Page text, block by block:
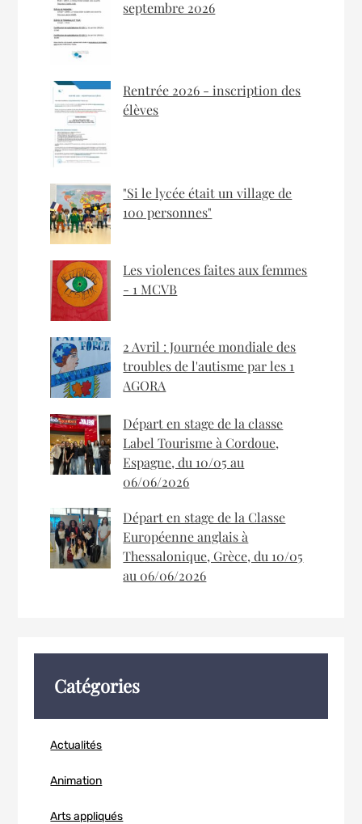
septembre 2026
Rentrée 2026 - inscription des
élèves
"Si le lycée était un village de
100 personnes"
Les violences faites aux femmes
- 1 MCVB
2 Avril : Journée mondiale des
troubles de l'autisme par les 1
AGORA
Départ en stage de la classe
Label Tourisme à Cordoue,
Espagne, du 10/05 au
06/06/2026
Départ en stage de la Classe
Européenne anglais à
Thessalonique, Grèce, du 10/05
au 06/06/2026
Catégories
Actualités
Animation
Arts appliqués